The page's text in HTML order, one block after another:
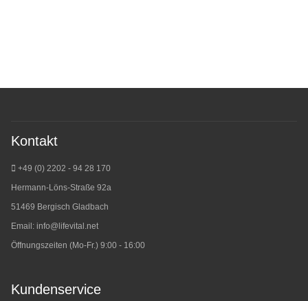
Kontakt
+49 (0) 2202 - 94 28 170
Hermann-Löns-Straße 92a
51469 Bergisch Gladbach
Email: info@lifevital.net
Öffnungszeiten (Mo-Fr.) 9:00 - 16:00
Kundenservice